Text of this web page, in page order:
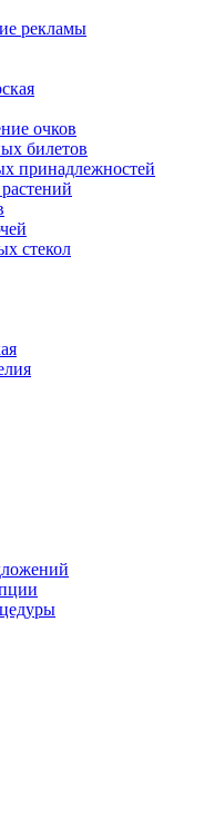
рекламы
очков
билетов
принадлежностей
стекол